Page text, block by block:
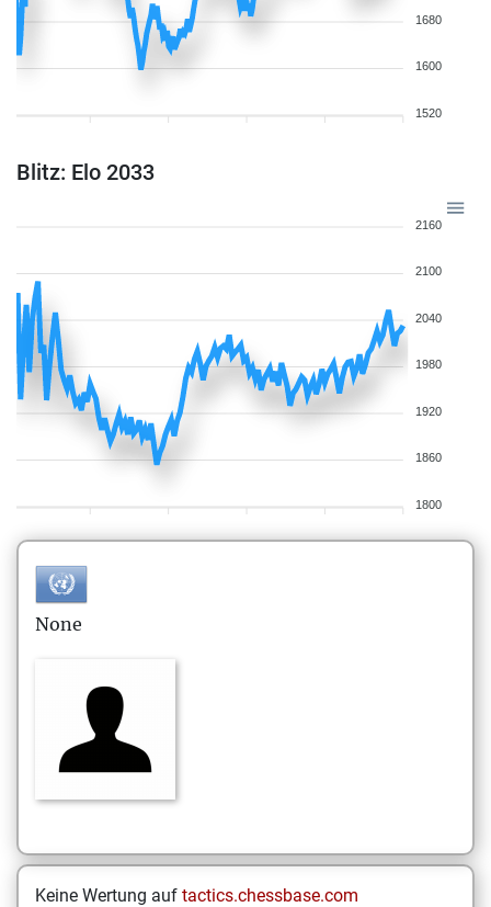
1680
1600
1520
Blitz: Elo 2033
2160
2100
2040
1980
1920
1860
1800
None
Keine Wertung auf tactics.chessbase.com